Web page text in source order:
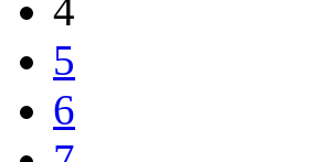
4
5
6